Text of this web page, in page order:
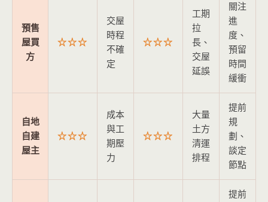
預售
屋買
方
☆☆☆
交屋
時程
不確
定
☆☆☆
工期
拉
長、
交屋
延誤
關注
進
度、
預留
時間
緩衝
自地
自建
屋主
☆☆☆
成本
與工
期壓
力
☆☆☆
大量
土方
清運
排程
提前
規
劃、
談定
節點
提前